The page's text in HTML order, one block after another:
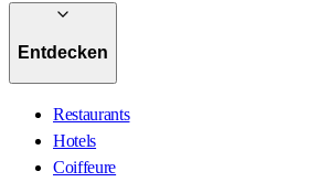
Entdecken
Restaurants
Hotels
Coiffeure